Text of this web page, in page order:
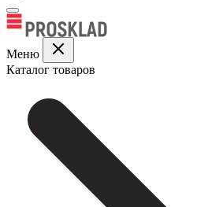
Меню
Каталог товаров